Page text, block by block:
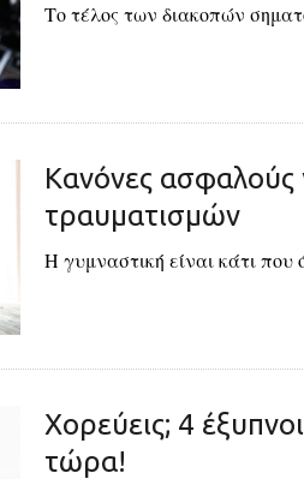
Το τέλος των διακοπών
Κανόνες ασφαλούς
τραυματισμών
Η γυμναστική είναι κάτι που
Χορεύεις; 4
τώρα!